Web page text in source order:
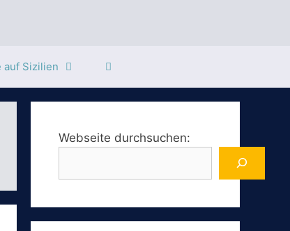
auf Sizilien
Webseite durchsuchen: